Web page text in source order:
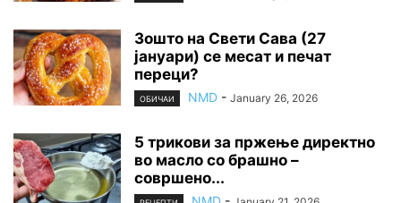
Зошто на Свети Сава (27
јануари) се месат и печат
переци?
ОБИЧАИ NMD - January 26, 2026
5 трикови за пржење директно
во масло со брашно –
совршено...